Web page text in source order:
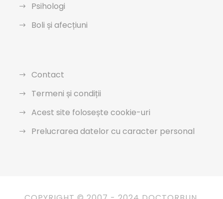
Psihologi
Boli și afecțiuni
Contact
Termeni și condiții
Acest site folosește cookie-uri
Prelucrarea datelor cu caracter personal